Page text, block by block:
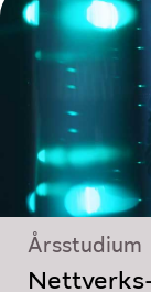
Årsstudium